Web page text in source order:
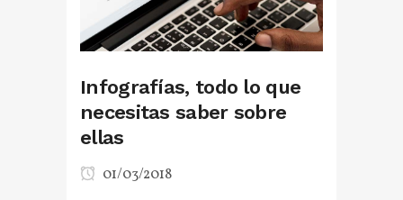
Infografías, todo lo que
necesitas saber sobre
ellas
01/03/2018